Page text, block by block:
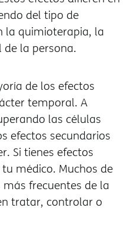
del tipo de
la quimioterapia, la
de la persona.
de los efectos
temporal. A
las células
efectos secundarios
Si tienes efectos
médico. Muchos de
frecuentes de la
tratar, controlar o